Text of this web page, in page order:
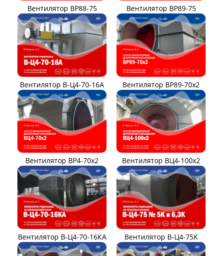
Вентилятор ВР88-75 Вентилятор ВР89-75
Вентилятор В-Ц4-70-16А Вентилятор ВР89-70x2
Вентилятор ВР4-70x2 Вентилятор ВЦ4-100х2
Вентилятор В-Ц4-70-16КА Вентилятор В-Ц4-75К